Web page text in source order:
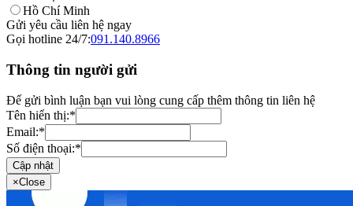
Hồ Chí Minh
Gửi yêu cầu liên hệ ngay
Gọi hotline 24/7:091.140.8966
Thông tin người gửi
Để gửi bình luận bạn vui lòng cung cấp thêm thông tin liên hệ
Tên hiển thị:*
Email:*
Số điện thoại:*
Cập nhật
×Close